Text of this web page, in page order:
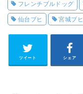
フレンチブルドッグ
仙台ブヒ 宮城ブヒ
ツイート シェア